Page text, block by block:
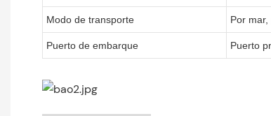
Modo de transporte Por
Puerto de embarque Puerto